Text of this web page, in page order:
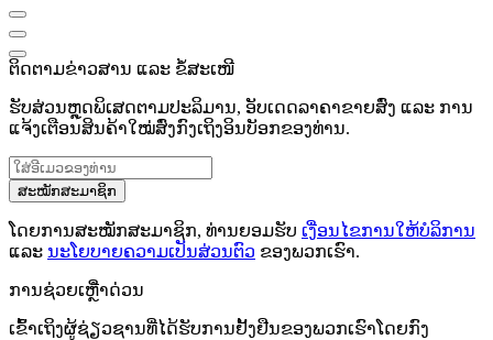
ຕິດຕາມຂ່າວສານ ແລະ ຂໍ້ສະເໜີ
ຮັບສ່ວນຫຼຸດພິເສດຕາມປະລິມານ, ອັບເດດລາຄາຂາຍສົ່ງ ແລະ ການ
ແຈ້ງເຕືອນສິນຄ້າໃໝ່ສົ່ງກົງເຖິງອິນບັອກຂອງທ່ານ.
ສະໝັກສະມາຊິກ
ໂດຍການສະໝັກສະມາຊິກ, ທ່ານຍອມຮັບ ເງື່ອນໄຂການໃຫ້ບໍລິການ
ແລະ ນະໂຍບາຍຄວາມເປັນສ່ວນຕົວ ຂອງພວກເຮົາ.
ການຊ່ວຍເຫຼືໍາດ່ວນ
ເຂົ້າເຖິງຜູ້ຊ່ຽວຊານທີ່ໄດ້ຮັບການຢັ້ງຢືນຂອງພວກເຮົາໂດຍກົງ